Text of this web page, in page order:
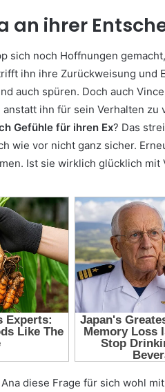
an ihrer
sich noch Hoffnungen
ihn ihre Zurückweisung und
auch spüren. Doch auch
ihn für sein Verhalten
Gefühle für ihren Ex? Das
wie vor nicht ganz sicher.
Ist sie wirklich glücklich mit
diese Frage für sich wohl